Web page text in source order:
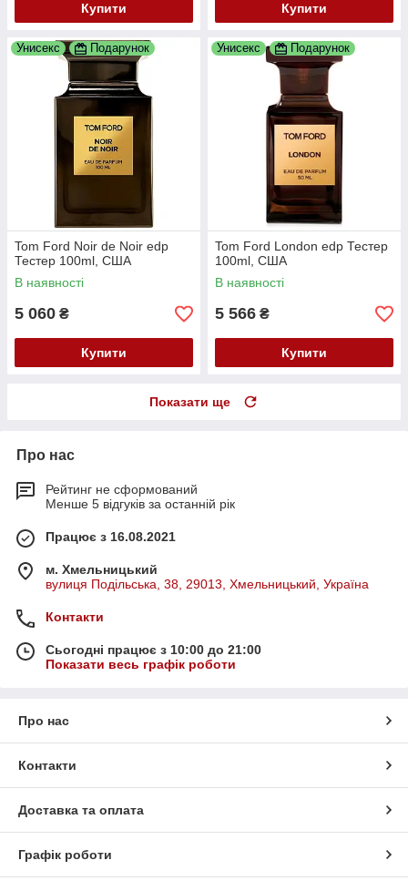
Купити Купити
Унисекс Подарунок
Tom Ford Noir de Noir edp
Тестер 100ml, США
В наявності
5 060 ₴
Купити
Унисекс Подарунок
Tom Ford London edp Тестер
100ml, США
В наявності
5 566 ₴
Купити
Показати ще
Про нас
Рейтинг не сформований
Менше 5 відгуків за останній рік
Працює з 16.08.2021
м. Хмельницький
вулиця Подільська, 38, 29013, Хмельницький, Україна
Контакти
Сьогодні працює з 10:00 до 21:00
Показати весь графік роботи
Про нас
Контакти
Доставка та оплата
Графік роботи